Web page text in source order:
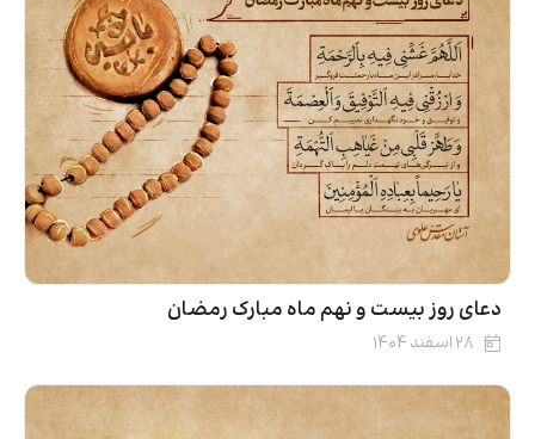
دعای روز بیست‌ و نهم ماه مبارک رمضان
۲۸ اسفند ۱۴۰۴